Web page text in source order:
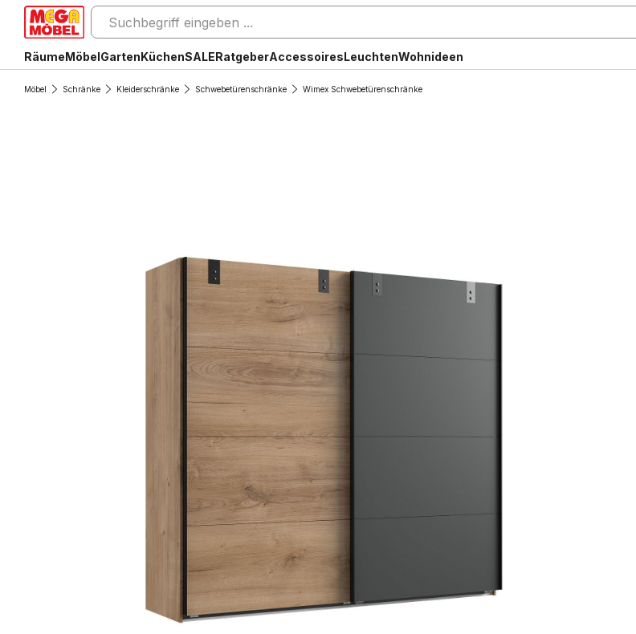
RäumeMöbelGartenKüchenSALERatgeberAccessoiresLeuchtenWohnideen
Möbel Schränke Kleiderschränke Schwebetürenschränke Wimex Schwebetürenschränke